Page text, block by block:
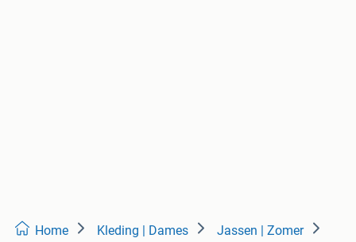
Home Kleding | Dames Jassen | Zomer